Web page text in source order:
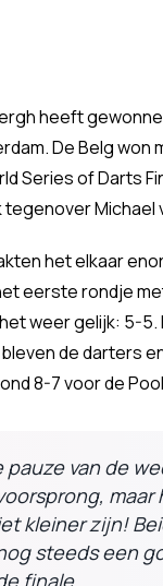
heeft
De Belg won
Series of Darts
Michael
het elkaar
eerste rondje
weer gelijk: 5-5.
de darters
8-7 voor de
pauze van de
kleiner zijn!
steeds een
finale